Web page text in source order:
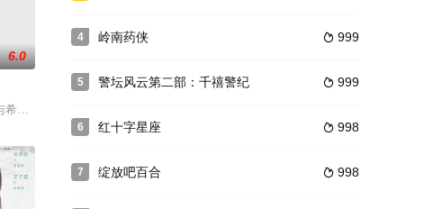
传部和中国
婆嫌弃她生不出孩子，借住的表妹姗姗暗中与丈夫
6.0
希望。青年阿宝凭借改革开放的春风和自己的打拼跻身成为商界后起之秀，黄河
4  999
岭南药侠
5  999
警坛风云第二部：千禧警纪
6  998
红十字星座
7  998
绽放吧百合